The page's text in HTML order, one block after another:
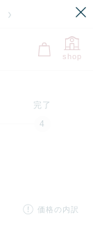
shop
完了
価格の内訳
残り